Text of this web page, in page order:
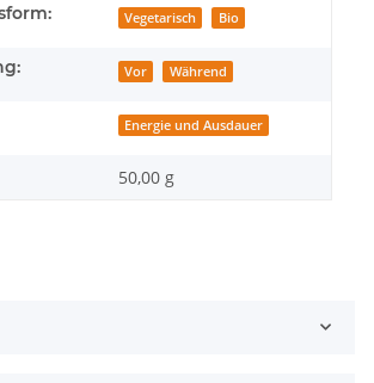
Vegetarisch Bio
Vor Während
Energie und Ausdauer
50,00 g